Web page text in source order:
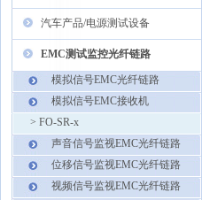
汽车产品/电源测试设备
EMC测试监控光纤链路
模拟信号EMC光纤链路
模拟信号EMC接收机
> FO-SR-x
声音信号监视EMC光纤链路
位移信号监视EMC光纤链路
视频信号监视EMC光纤链路